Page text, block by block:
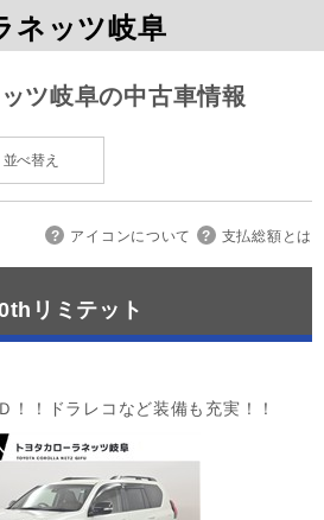
ネッツ岐阜
ツ岐阜の中古車情報
並べ替え
アイコンについて 支払総額とは
リミテット
！！ドラレコなど装備も充実！！